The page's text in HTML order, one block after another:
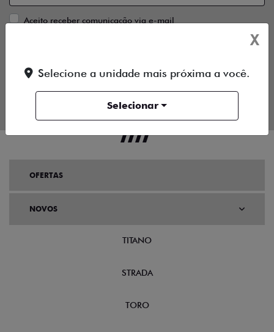
Aceito receber comunicação via e-mail
OFERTAS
NOVOS
TITANO
STRADA
TORO
X
Selecione a unidade mais próxima a você.
Selecionar